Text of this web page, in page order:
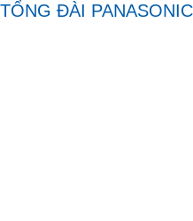
TỔNG ĐÀI